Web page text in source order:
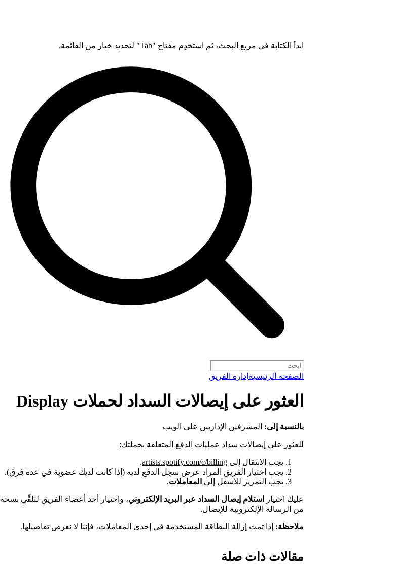
ابدأ الكتابة في مربع البحث، ثم استخدِم مفتاح "Tab" لتحديد خيار من القائمة.
الصفحة الرئيسية إدارة الفريق
العثور على إيصالات السداد لحملات Display
بالنسبة إلى: المشرفين الإداريين على الويب
للعثور على إيصالات سداد عمليات الدفع المتعلقة بحملتك:
يجب الانتقال إلى artists.spotify.com/c/billing
.
يجب اختيار الفريق المراد عرض سجِل الدفع لديه (إذا كانت لديك عضوية في عدة فِرق).
يجب التمرير للأسفل إلى المعاملات.
عليك اختيار استلام إيصال السداد عبر البريد الإلكتروني، واختيار أحد أعضاء الفريق لتلقِّي نسخة
من الرسالة الإلكترونية للإيصال.
ملاحظة: إذا تمت إزالة البطاقة المستخدَمة في إحدى المعاملات، فإننا لا نعرض تفاصيلها.
مقالات ذات صلة